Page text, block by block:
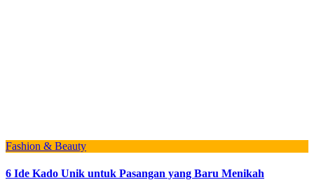
Fashion & Beauty
6 Ide Kado Unik untuk Pasangan yang Baru Menikah